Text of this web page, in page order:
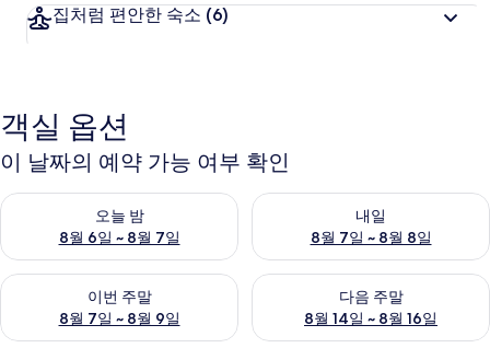
집처럼 편안한 숙소 (6)
객실 옵션
이 날짜의 예약 가능 여부 확인
오늘 밤
8월 6일 ~ 8월 7일
오늘 밤 예약 가능 여부 확인, 8월 6일 ~ 8월 7일
내일
8월 7일 ~ 8월 8일
내일 예약 가능 여부 확인, 8월
이번 주말
8월 7일 ~ 8월 9일
이번 주말 예약 가능 여부 확인, 8월 7일 ~ 8월 9일
다음 주말
8월 14일 ~ 8월 16일
다음 주말 예약 가능 여부 확인,